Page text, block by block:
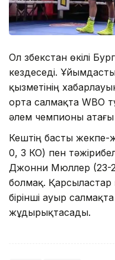
Ол Өзбекстан өкілі
кездеседі.
қызметінің
орта салмақта
әлем чемпионы
Кештің басты жекпе-
0, 3 КО) пен
Джонни Мюллер (23-
болмақ. Қарсыластар
бірінші ауыр
жұдырықтасады.